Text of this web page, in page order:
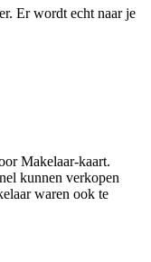
Er wordt echt naar je
Makelaar-kaart.
kunnen verkopen
waren ook te